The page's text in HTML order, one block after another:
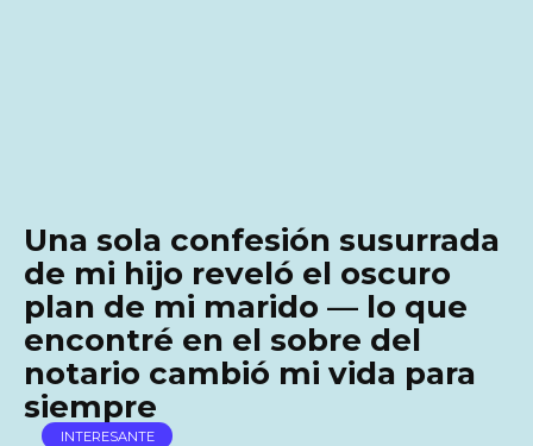
Una sola confesión susurrada
de mi hijo reveló el oscuro
plan de mi marido — lo que
encontré en el sobre del
notario cambió mi vida para
siempre
INTERESANTE